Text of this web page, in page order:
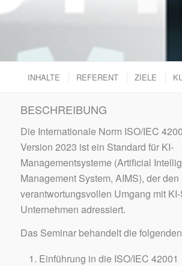
INHALTE REFERENT ZIELE
BESCHREIBUNG
Die Internationale Norm ISO/IEC
Version 2023 ist ein Standard für KI-
Managementsysteme (Artificial
Management System, AIMS), der den
verantwortungsvollen Umgang mit
Unternehmen adressiert.
Das Seminar behandelt die
Einführung in die ISO/IEC 42001